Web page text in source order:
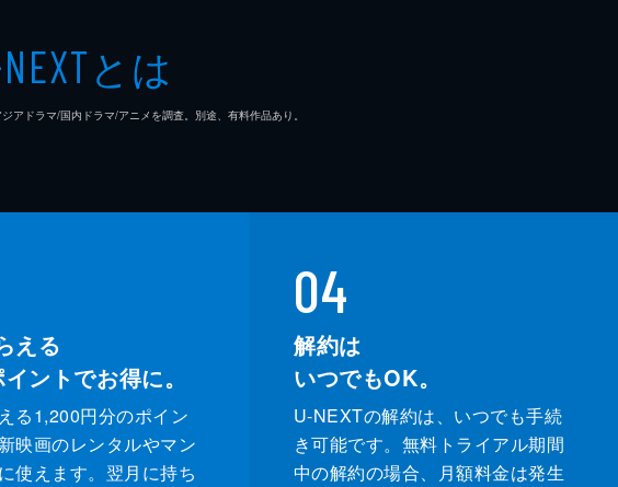
とは
ドラマ/国内ドラマ/アニメを調査。別途、有料作品あり。
える
ントでお得に。
る1,200円分のポイン
映画のレンタルやマン
使えます。翌月に持ち
04
解約は
いつでもOK。
U-NEXTの解約は、いつでも手続
き可能です。無料トライアル期間
中の解約の場合、月額料金は発生